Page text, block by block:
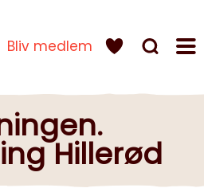
Bliv medlem
Hillerød